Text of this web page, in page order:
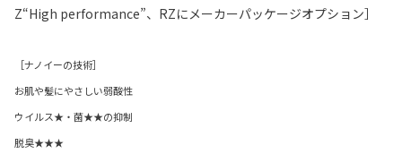
Z“High performance”、RZにメーカーパッケージオプション］
［ナノイーの技術］
お肌や髪にやさしい弱酸性
ウイルス★・菌★★の抑制
脱臭★★★